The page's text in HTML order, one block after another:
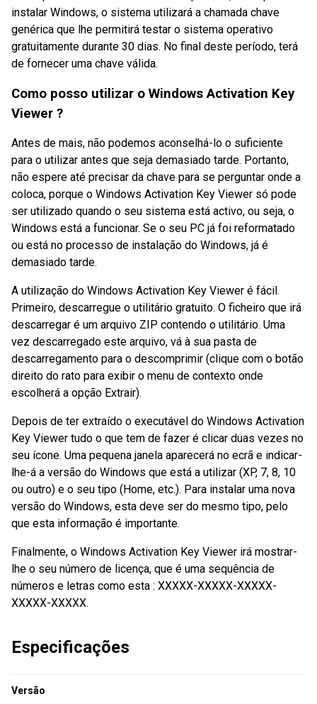
instalar Windows, o sistema utilizará a chamada chave
genérica que lhe permitirá testar o sistema operativo
gratuitamente durante 30 dias. No final deste período, terá
de fornecer uma chave válida.
Como posso utilizar o Windows Activation Key
Viewer ?
Antes de mais, não podemos aconselhá-lo o suficiente
para o utilizar antes que seja demasiado tarde. Portanto,
não espere até precisar da chave para se perguntar onde a
coloca, porque o Windows Activation Key Viewer só pode
ser utilizado quando o seu sistema está activo, ou seja, o
Windows está a funcionar. Se o seu PC já foi reformatado
ou está no processo de instalação do Windows, já é
demasiado tarde.
A utilização do Windows Activation Key Viewer é fácil.
Primeiro, descarregue o utilitário gratuito. O ficheiro que irá
descarregar é um arquivo ZIP contendo o utilitário. Uma
vez descarregado este arquivo, vá à sua pasta de
descarregamento para o descomprimir (clique com o botão
direito do rato para exibir o menu de contexto onde
escolherá a opção Extrair).
Depois de ter extraído o executável do Windows Activation
Key Viewer tudo o que tem de fazer é clicar duas vezes no
seu ícone. Uma pequena janela aparecerá no ecrã e indicar-
lhe-á a versão do Windows que está a utilizar (XP, 7, 8, 10
ou outro) e o seu tipo (Home, etc.). Para instalar uma nova
versão do Windows, esta deve ser do mesmo tipo, pelo
que esta informação é importante.
Finalmente, o Windows Activation Key Viewer irá mostrar-
lhe o seu número de licença, que é uma sequência de
números e letras como esta : XXXXX-XXXXX-XXXXX-
XXXXX-XXXXX.
Especificações
Versão